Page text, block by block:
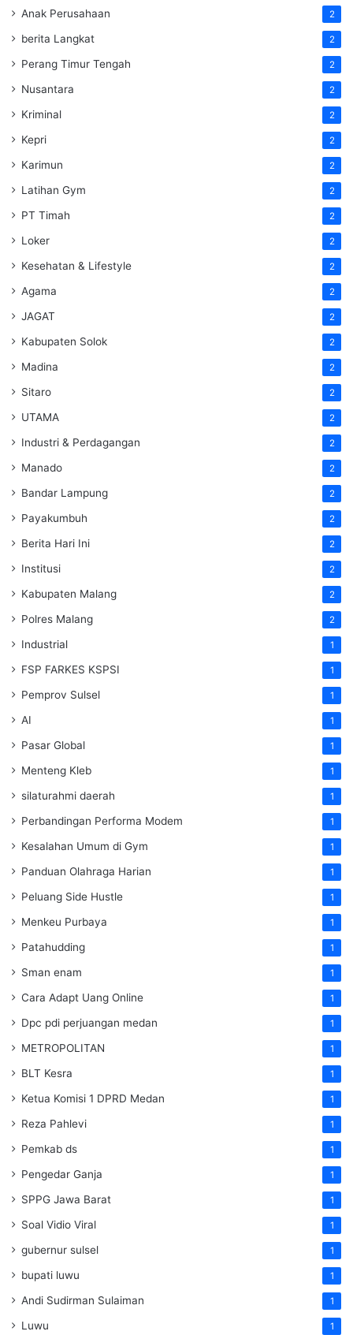
Anak Perusahaan 2
berita Langkat 2
Perang Timur Tengah 2
Nusantara 2
Kriminal 2
Kepri 2
Karimun 2
Latihan Gym 2
PT Timah 2
Loker 2
Kesehatan & Lifestyle 2
Agama 2
JAGAT 2
Kabupaten Solok 2
Madina 2
Sitaro 2
UTAMA 2
Industri & Perdagangan 2
Manado 2
Bandar Lampung 2
Payakumbuh 2
Berita Hari Ini 2
Institusi 2
Kabupaten Malang 2
Polres Malang 2
Industrial 1
FSP FARKES KSPSI 1
Pemprov Sulsel 1
AI 1
Pasar Global 1
Menteng Kleb 1
silaturahmi daerah 1
Perbandingan Performa Modem 1
Kesalahan Umum di Gym 1
Panduan Olahraga Harian 1
Peluang Side Hustle 1
Menkeu Purbaya 1
Patahudding 1
Sman enam 1
Cara Adapt Uang Online 1
Dpc pdi perjuangan medan 1
METROPOLITAN 1
BLT Kesra 1
Ketua Komisi 1 DPRD Medan 1
Reza Pahlevi 1
Pemkab ds 1
Pengedar Ganja 1
SPPG Jawa Barat 1
Soal Vidio Viral 1
gubernur sulsel 1
bupati luwu 1
Andi Sudirman Sulaiman 1
Luwu 1